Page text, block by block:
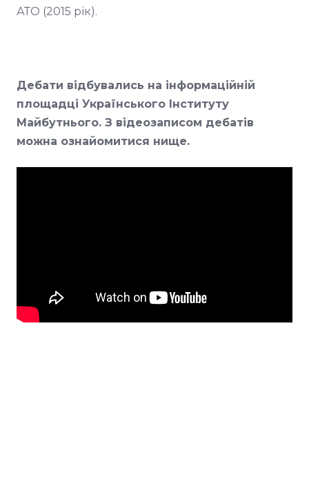
АТО (2015 рік).
Дебати відбувались на інформаційній
площадці Українського Інституту
Майбутнього. З відеозаписом дебатів
можна ознайомитися нище.